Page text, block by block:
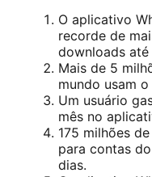
O aplicativo
recorde de
downloads
Mais de 5
mundo usam
Um usuário
mês no
175 milhões
para contas
dias.